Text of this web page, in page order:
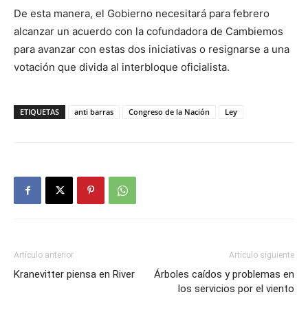
De esta manera, el Gobierno necesitará para febrero
alcanzar un acuerdo con la cofundadora de Cambiemos
para avanzar con estas dos iniciativas o resignarse a una
votación que divida al interbloque oficialista.
ETIQUETAS anti barras Congreso de la Nación Ley
Artículo anterior
Kranevitter piensa en River
Artículo siguiente
Árboles caídos y problemas en
los servicios por el viento